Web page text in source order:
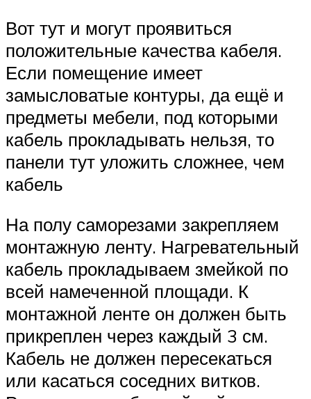
Вот тут и могут проявиться
положительные качества кабеля.
Если помещение имеет
замысловатые контуры, да ещё и
предметы мебели, под которыми
кабель прокладывать нельзя, то
панели тут уложить сложнее, чем
кабель
На полу саморезами закрепляем
монтажную ленту. Нагревательный
кабель прокладываем змейкой по
всей намеченной площади. К
монтажной ленте он должен быть
прикреплен через каждый 3 см.
Кабель не должен пересекаться
или касаться соседних витков.